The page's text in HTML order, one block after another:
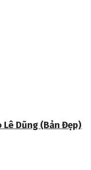
Lê Dũng (Bản Đẹp)